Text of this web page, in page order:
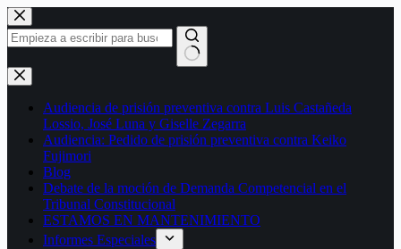
Saltar
al
contenido
Sin
resultados
Audiencia de prisión preventiva contra Luis Castañeda
Lossio, José Luna y Giselle Zegarra
Audiencia: Pedido de prisión preventiva contra Keiko
Fujimori
Blog
Debate de la moción de Demanda Competencial en el
Tribunal Constitucional
ESTAMOS EN MANTENIMIENTO
Informes Especiales